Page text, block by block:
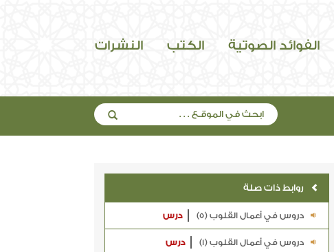
الفوائد الصوتية الكتب النشرات
روابط ذات صلة
دروس في أعمال القلوب (5) درس
دروس في أعمال القلوب (1) درس